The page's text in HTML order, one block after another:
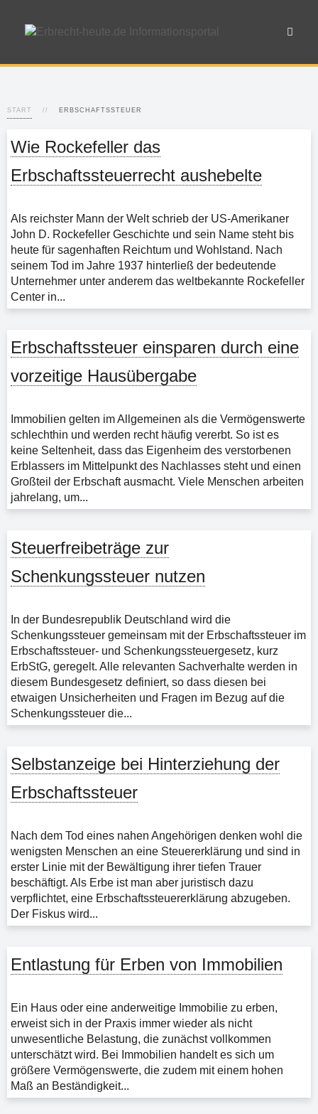
START ERBSCHAFTSSTEUER
Wie Rockefeller das
Erbschaftssteuerrecht aushebelte
Als reichster Mann der Welt schrieb der US-Amerikaner
John D. Rockefeller Geschichte und sein Name steht bis
heute für sagenhaften Reichtum und Wohlstand. Nach
seinem Tod im Jahre 1937 hinterließ der bedeutende
Unternehmer unter anderem das weltbekannte Rockefeller
Center in...
Erbschaftssteuer einsparen durch eine
vorzeitige Hausübergabe
Immobilien gelten im Allgemeinen als die Vermögenswerte
schlechthin und werden recht häufig vererbt. So ist es
keine Seltenheit, dass das Eigenheim des verstorbenen
Erblassers im Mittelpunkt des Nachlasses steht und einen
Großteil der Erbschaft ausmacht. Viele Menschen arbeiten
jahrelang, um...
Steuerfreibeträge zur
Schenkungssteuer nutzen
In der Bundesrepublik Deutschland wird die
Schenkungssteuer gemeinsam mit der Erbschaftssteuer im
Erbschaftssteuer- und Schenkungssteuergesetz, kurz
ErbStG, geregelt. Alle relevanten Sachverhalte werden in
diesem Bundesgesetz definiert, so dass diesen bei
etwaigen Unsicherheiten und Fragen im Bezug auf die
Schenkungssteuer die...
Selbstanzeige bei Hinterziehung der
Erbschaftssteuer
Nach dem Tod eines nahen Angehörigen denken wohl die
wenigsten Menschen an eine Steuererklärung und sind in
erster Linie mit der Bewältigung ihrer tiefen Trauer
beschäftigt. Als Erbe ist man aber juristisch dazu
verpflichtet, eine Erbschaftssteuererklärung abzugeben.
Der Fiskus wird...
Entlastung für Erben von Immobilien
Ein Haus oder eine anderweitige Immobilie zu erben,
erweist sich in der Praxis immer wieder als nicht
unwesentliche Belastung, die zunächst vollkommen
unterschätzt wird. Bei Immobilien handelt es sich um
größere Vermögenswerte, die zudem mit einem hohen
Maß an Beständigkeit...